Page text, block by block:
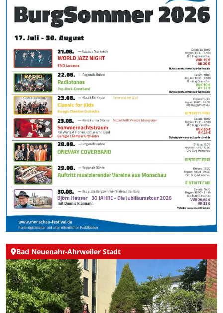
Bad Neuenahr-Ahrweiler Stadt